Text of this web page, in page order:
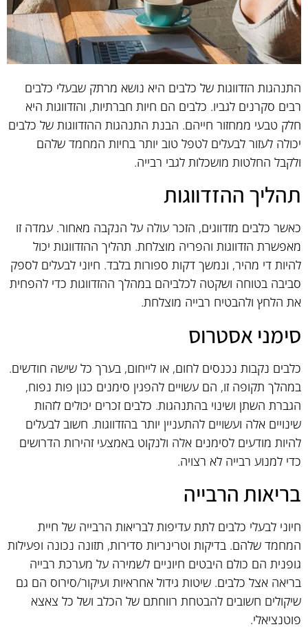
התנהגות הזדווגות של כלבים היא נושא מרתק שבעלי כלבים
רבים סקרנים לגביו. כלבים הם חיות חברתיות, והזדווגות היא
חלק טבעי ממחזור חייהם. הבנת התנהגות ההזדווגות של כלבים
יכולה לעזור לבעלים לטפל טוב יותר בחיות המחמד שלהם
ולקבל החלטות מושכלות לגבי רבייה.
תהליך ההזדווגות
כאשר כלבים מזדווגים, הזכר עולה על הנקבה מאחור. עמדה זו
מאפשרת הזדווגות והפריה מוצלחת. תהליך ההזדווגות יכול
להיות די מהיר, ונמשך דקות ספורות בלבד. חיוני לבעלים לספק
סביבה בטוחה ושקטה לכלביהם במהלך ההזדווגות כדי להפחית
את הלחץ ולהבטיח רבייה מוצלחת.
סימני אסטרוס
כלבים נקבות נכנסים לחום, או לייחום, בערך כל שישה חודשים.
במהלך תקופה זו, הם עשויים להפגין סימנים כגון פות נפוח,
הגברת השתן ושינוי בהתנהגות. כלבים זכרים יכולים לזהות
שינויים אלה ועשויים להתעניין יותר בהזדווגות. חשוב לבעלים
להיות מודעים לסימנים אלה ולנקוט באמצעי זהירות הדרושים
כדי למנוע רבייה לא רצויה.
בריאות הרבייה
חיוני לבעלי כלבים לתת עדיפות לבריאות הרבייה של חיית
המחמד שלהם. בדיקות וטרינריות סדירות, תזונה נכונה ופעילות
גופנית הם כולם היבטים חיוניים לשמירה על מערכת רבייה
בריאה אצל כלבים. שיטות גידול אחראיות ועיקור/סירוס הם גם
שיקולים חשובים להבטחת רווחתם של הכלב ושל כל צאצא
פוטנציאלי.